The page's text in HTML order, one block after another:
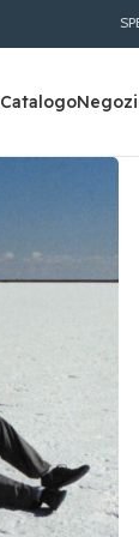
SPEDIZIONE
Catalogo